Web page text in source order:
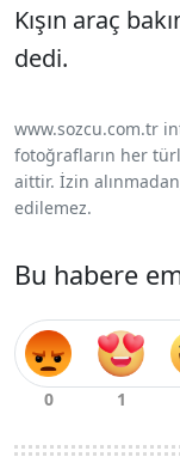
Kışın araç
dedi.
www.sozcu.com.tr
fotoğrafların her
aittir. İzin
edilemez.
Bu habere